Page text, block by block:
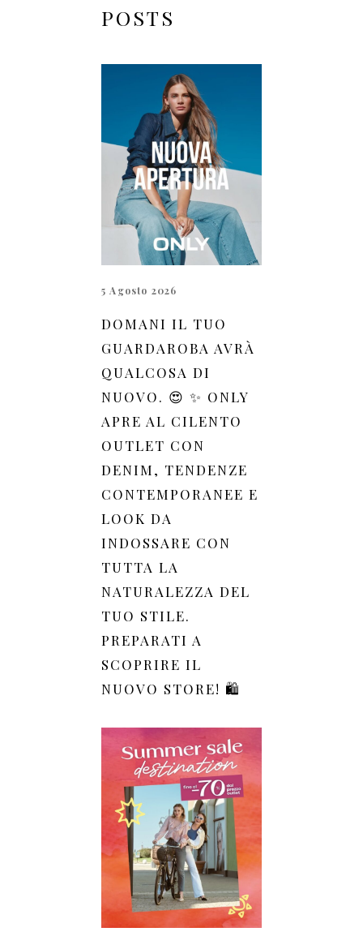
POSTS
5 Agosto 2026
DOMANI IL TUO
GUARDAROBA AVRÀ
QUALCOSA DI
NUOVO. 😍 ✨ ONLY
APRE AL CILENTO
OUTLET CON
DENIM, TENDENZE
CONTEMPORANEE E
LOOK DA
INDOSSARE CON
TUTTA LA
NATURALEZZA DEL
TUO STILE.
PREPARATI A
SCOPRIRE IL
NUOVO STORE! 🛍️